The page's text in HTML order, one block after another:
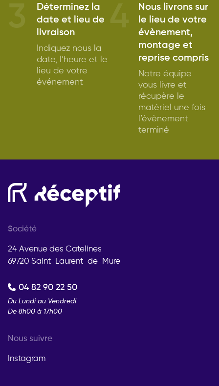
Déterminez la
date et lieu de
livraison
Indiquez nous la
date, l’heure et le
lieu de votre
événement
Nous livrons sur
le lieu de votre
évènement,
montage et
reprise compris
Notre équipe
vous livre et
récupère le
matériel une fois
l’évènement
terminé
Société
24 Avenue des Catelines
69720 Saint-Laurent-de-Mure
04 82 90 22 50
Du Lundi au Vendredi
De 8h00 à 17h00
Nous suivre
Instagram